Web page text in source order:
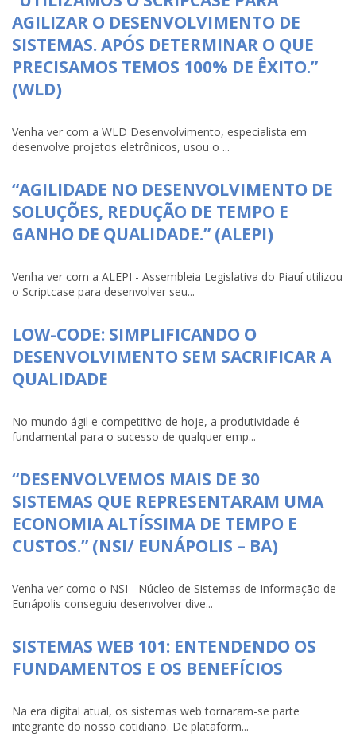
AGILIZAR O DESENVOLVIMENTO DE
SISTEMAS. APÓS DETERMINAR O QUE
PRECISAMOS TEMOS 100% DE ÊXITO.”
(WLD)
Venha ver com a WLD Desenvolvimento, especialista em
desenvolve projetos eletrônicos, usou o ...
“AGILIDADE NO DESENVOLVIMENTO DE
SOLUÇÕES, REDUÇÃO DE TEMPO E
GANHO DE QUALIDADE.” (ALEPI)
Venha ver com a ALEPI - Assembleia Legislativa do Piauí utilizou
o Scriptcase para desenvolver seu...
LOW-CODE: SIMPLIFICANDO O
DESENVOLVIMENTO SEM SACRIFICAR A
QUALIDADE
No mundo ágil e competitivo de hoje, a produtividade é
fundamental para o sucesso de qualquer emp...
“DESENVOLVEMOS MAIS DE 30
SISTEMAS QUE REPRESENTARAM UMA
ECONOMIA ALTÍSSIMA DE TEMPO E
CUSTOS.” (NSI/ EUNÁPOLIS – BA)
Venha ver como o NSI - Núcleo de Sistemas de Informação de
Eunápolis conseguiu desenvolver dive...
SISTEMAS WEB 101: ENTENDENDO OS
FUNDAMENTOS E OS BENEFÍCIOS
Na era digital atual, os sistemas web tornaram-se parte
integrante do nosso cotidiano. De plataform...